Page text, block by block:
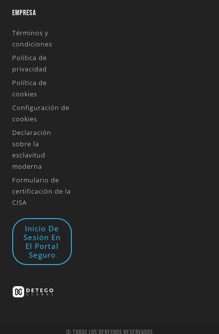
EMPRESA
Términos y
condiciones
Política de
privacidad
Política de
cookies
Configuración de
cookies
Declaración
sobre la
esclavitud
moderna
Formulario de
certificación de la
CISA
Inicio De
Sesión En
El Portal
Seguro